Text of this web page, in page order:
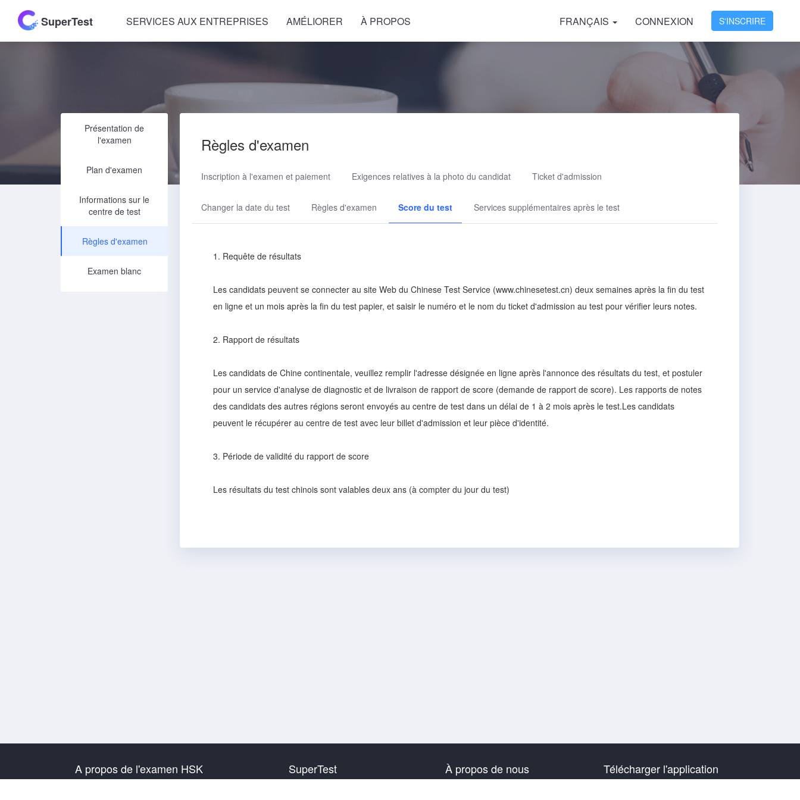
SuperTest SERVICES AUX ENTREPRISES AMÉLIORER À PROPOS FRANÇAIS CONNEXION S'INSCRIRE
Présentation de
l'examen
Plan d'examen
Informations sur le
centre de test
Règles d'examen
Examen blanc
Règles d'examen
Inscription à l'examen et paiement Exigences relatives à la photo du candidat Ticket d'admission
Changer la date du test Règles d'examen Score du test Services supplémentaires après le test
1. Requête de résultats
Les candidats peuvent se connecter au site Web du Chinese Test Service (www.chinesetest.cn) deux semaines après la fin du test
en ligne et un mois après la fin du test papier, et saisir le numéro et le nom du ticket d'admission au test pour vérifier leurs notes.
2. Rapport de résultats
Les candidats de Chine continentale, veuillez remplir l'adresse désignée en ligne après l'annonce des résultats du test, et postuler
pour un service d'analyse de diagnostic et de livraison de rapport de score (demande de rapport de score). Les rapports de notes
des candidats des autres régions seront envoyés au centre de test dans un délai de 1 à 2 mois après le test.Les candidats
peuvent le récupérer au centre de test avec leur billet d'admission et leur pièce d'identité.
3. Période de validité du rapport de score
Les résultats du test chinois sont valables deux ans (à compter du jour du test)
A propos de l'examen HSK SuperTest À propos de nous Télécharger l'application